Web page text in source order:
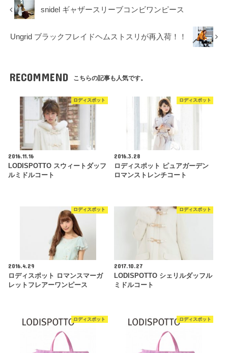
snidel ギャザースリーブコンビワンピース
Ungrid ブラックフレイドヘムストスリが再入荷！！
RECOMMEND こちらの記事も人気です。
ロディスポット
2016.11.16
LODISPOTTO スウィートダッフ
ルミドルコート
ロディスポット
2016.3.28
ロディスポット ピュアガーデン
ロマンストレンチコート
ロディスポット
2016.4.29
ロディスポット ロマンスマーガ
レットフレアーワンピース
ロディスポット
2017.10.27
LODISPOTTO シェリルダッフル
ミドルコート
ロディスポット ロディスポット